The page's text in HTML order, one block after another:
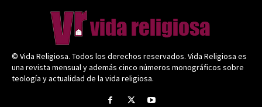
© Vida Religiosa. Todos los derechos reservados. Vida Religiosa es
una revista mensual y además cinco números monográficos sobre
teología y actualidad de la vida religiosa.